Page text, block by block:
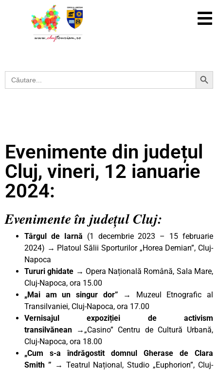
Search
for:
Search Button
Evenimente din județul
Cluj, vineri, 12 ianuarie
2024:
Evenimente în județul Cluj:
Târgul de Iarnă (1 decembrie 2023 – 15 februarie
2024) → Platoul Sălii Sporturilor „Horea Demian”, Cluj-
Napoca
Tururi ghidate → Opera Națională Română, Sala Mare,
Cluj-Napoca, ora 15.00
„Mai am un singur dor” →
Muzeul Etnografic al
Transilvaniei, Cluj-Napoca, ora 17.00
Vernisajul expoziției de activism
transilvănean → „Casino” Centru de Cultură Urbană,
Cluj-Napoca, ora 18.00
„Cum s-a îndrăgostit domnul Gherase de Clara
Smith ” → Teatrul Național, Studio „Euphorion”, Cluj-